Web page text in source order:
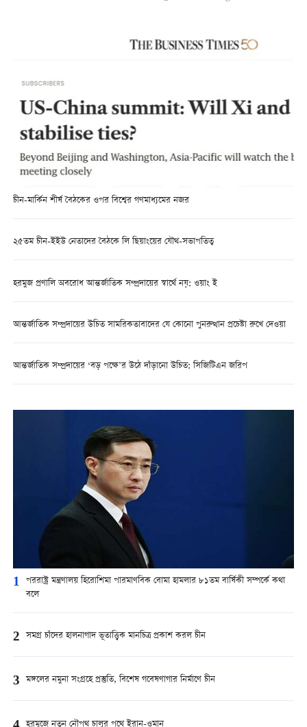
চীন-মার্কিন শীর্ষ বৈঠকের ওপর বিশ্বের গণমাধ্যমের নজর
২৫তম চীন-ইইউ নেতাদের বৈঠকে লি ছিয়াংয়ের যৌথ-সভাপতিত্ব
হরমুজ প্রণালি অবরোধ আন্তর্জাতিক সম্প্রদায়ের স্বার্থে নয়: ওয়াং ই
আন্তর্জাতিক সম্প্রদায়ের উচিত সামরিকতাবাদের যে কোনো পুনরুত্থান প্রচেষ্টা রুখে দেওয়া
আন্তর্জাতিক সম্প্রদায়ের ‘বড় পক্ষে’র উঠে দাঁড়ানো উচিত: সিজিটিএন জরিপ
1 পররাষ্ট্র মন্ত্রণালয় হিরোশিমা পারমাণবিক বোমা হামলার ৮১তম বার্ষিকী সম্পর্কে কথা
বলে
2 সমগ্র চাঁদের হালনাগাদ ভূতাত্ত্বিক মানচিত্র প্রকাশ করল চীন
3 মঙ্গলের নমুনা সংগ্রহে প্রস্তুতি, বিশেষ গবেষণাগার নির্মাণে চীন